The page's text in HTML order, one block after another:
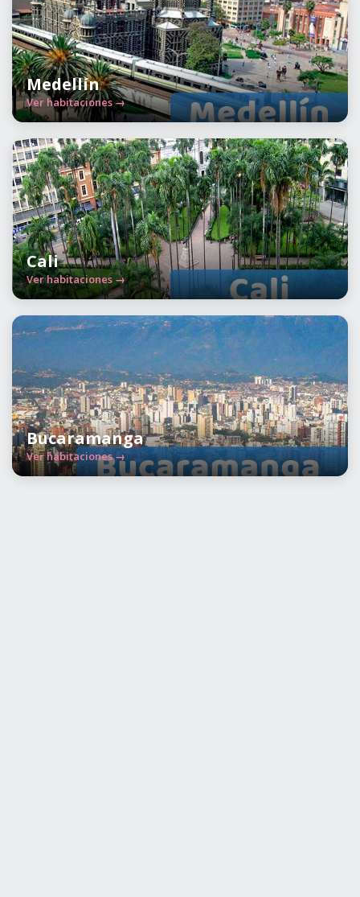
Medellín
Ver habitaciones →
Cali
Ver habitaciones →
Bucaramanga
Ver habitaciones →